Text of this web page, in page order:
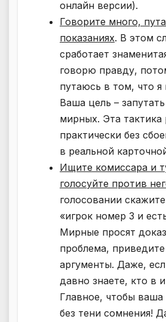
онлайн версии).
Говорите много,
показаниях. В этом
сработает
говорю правду,
путаюсь в том, что я
Ваша цель –
мирных. Эта тактика
практически без
в реальной
Ищите комиссара и
голосуйте против
голосовании
«игрок номер 3 и
Мирные просят
проблема,
аргументы. Даже,
давно знаете, кто в
Главное, чтобы ваша
без тени сомнения!